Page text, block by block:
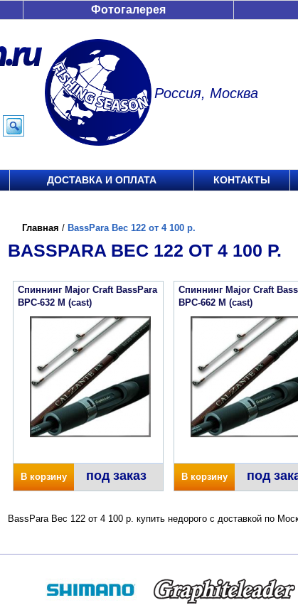
Фотогалерея
Россия, Москва
ДОСТАВКА И ОПЛАТА КОНТАКТЫ
Главная / BassPara Вес 122 от 4 100 р.
BASSPARA ВЕС 122 ОТ 4 100 Р.
Спиннинг Major Craft BassPara
BPC-632 M (cast)
В корзину под заказ
Спиннинг Major Craft
BPC-662 M (cast)
В корзину под
BassPara Вес 122 от 4 100 р. купить недорого с доставкой по